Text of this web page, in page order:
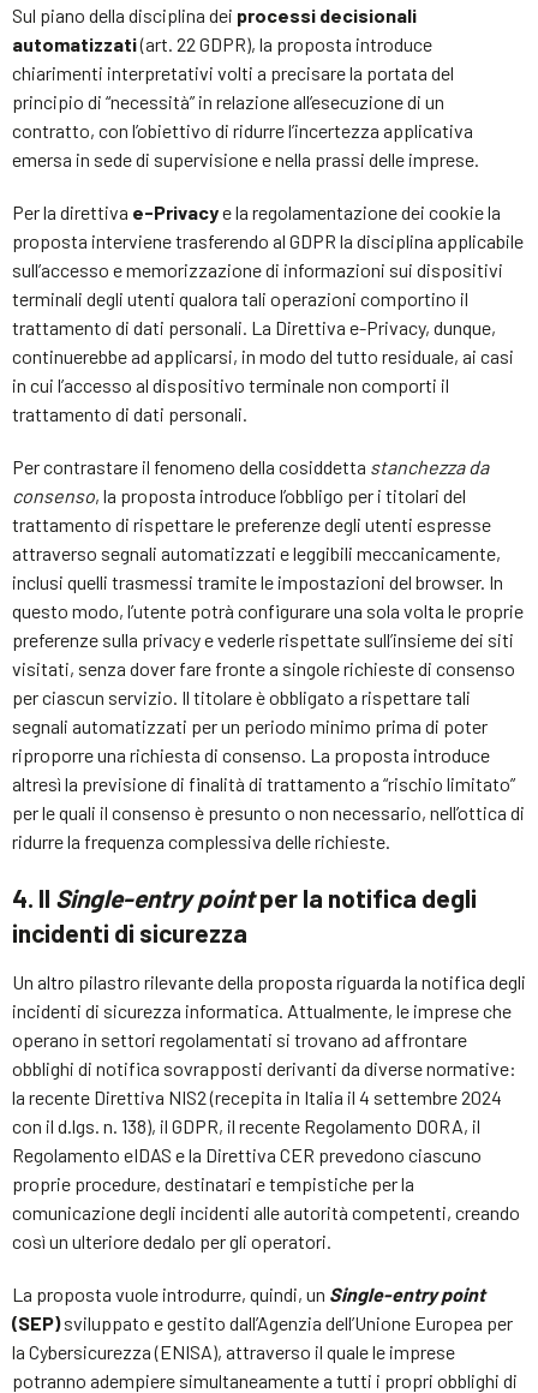
Sul piano della disciplina dei processi decisionali
automatizzati(art. 22 GDPR), la proposta introduce
chiarimenti interpretativi volti a precisare la portata del
principio di “necessità” in relazione all’esecuzione di un
contratto, con l’obiettivo di ridurre l’incertezza applicativa
emersa in sede di supervisione e nella prassi delle imprese.
Per la direttiva e-Privacye la regolamentazione dei cookie la
proposta interviene trasferendo al GDPR la disciplina applicabile
sull’accesso e memorizzazione di informazioni sui dispositivi
terminali degli utenti qualora tali operazioni comportino il
trattamento di dati personali. La Direttiva e-Privacy, dunque,
continuerebbe ad applicarsi, in modo del tutto residuale, ai casi
in cui l’accesso al dispositivo terminale non comporti il
trattamento di dati personali.
Per contrastare il fenomeno della cosiddetta stanchezza da
consenso, la proposta introduce l’obbligo per i titolari del
trattamento di rispettare le preferenze degli utenti espresse
attraverso segnali automatizzati e leggibili meccanicamente,
inclusi quelli trasmessi tramite le impostazioni del browser. In
questo modo, l’utente potrà configurare una sola volta le proprie
preferenze sulla privacy e vederle rispettate sull’insieme dei siti
visitati, senza dover fare fronte a singole richieste di consenso
per ciascun servizio. Il titolare è obbligato a rispettare tali
segnali automatizzati per un periodo minimo prima di poter
riproporre una richiesta di consenso. La proposta introduce
altresì la previsione di finalità di trattamento a “rischio limitato”
per le quali il consenso è presunto o non necessario, nell’ottica di
ridurre la frequenza complessiva delle richieste.
4. Il Single-entry pointper la notifica degli
incidenti di sicurezza
Un altro pilastro rilevante della proposta riguarda la notifica degli
incidenti di sicurezza informatica. Attualmente, le imprese che
operano in settori regolamentati si trovano ad affrontare
obblighi di notifica sovrapposti derivanti da diverse normative:
la recente Direttiva NIS2 (recepita in Italia il 4 settembre 2024
con il d.lgs. n. 138), il GDPR, il recente Regolamento DORA, il
Regolamento eIDAS e la Direttiva CER prevedono ciascuno
proprie procedure, destinatari e tempistiche per la
comunicazione degli incidenti alle autorità competenti, creando
così un ulteriore dedalo per gli operatori.
La proposta vuole introdurre, quindi, un Single-entry point
(SEP)sviluppato e gestito dall’Agenzia dell’Unione Europea per
la Cybersicurezza (ENISA), attraverso il quale le imprese
potranno adempiere simultaneamente a tutti i propri obblighi di